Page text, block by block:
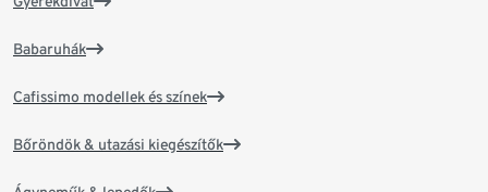
Babaruhák
Cafissimo modellek és színek
Bőröndök & utazási kiegészítők